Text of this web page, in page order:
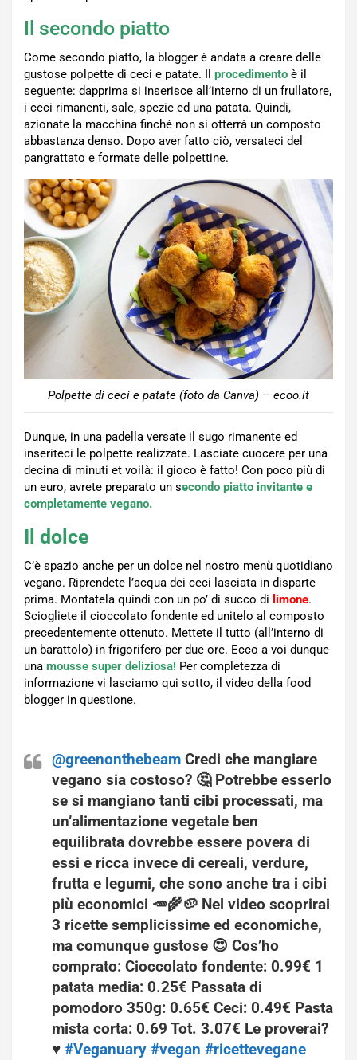
Il secondo piatto
Come secondo piatto, la blogger è andata a creare delle
gustose polpette di ceci e patate. Il procedimento è il
seguente: dapprima si inserisce all’interno di un frullatore,
i ceci rimanenti, sale, spezie ed una patata. Quindi,
azionate la macchina finché non si otterrà un composto
abbastanza denso. Dopo aver fatto ciò, versateci del
pangrattato e formate delle polpettine.
Polpette di ceci e patate (foto da Canva) – ecoo.it
Dunque, in una padella versate il sugo rimanente ed
inseriteci le polpette realizzate. Lasciate cuocere per una
decina di minuti et voilà: il gioco è fatto! Con poco più di
un euro, avrete preparato un secondo piatto invitante e
completamente vegano.
Il dolce
C’è spazio anche per un dolce nel nostro menù quotidiano
vegano. Riprendete l’acqua dei ceci lasciata in disparte
prima. Montatela quindi con un po’ di succo di limone.
Sciogliete il cioccolato fondente ed unitelo al composto
precedentemente ottenuto. Mettete il tutto (all’interno di
un barattolo) in frigorifero per due ore. Ecco a voi dunque
una mousse super deliziosa! Per completezza di
informazione vi lasciamo qui sotto, il video della food
blogger in questione.
@greenonthebeam Credi che mangiare
vegano sia costoso? 🤔 Potrebbe esserlo
se si mangiano tanti cibi processati, ma
un’alimentazione vegetale ben
equilibrata dovrebbe essere povera di
essi e ricca invece di cereali, verdure,
frutta e legumi, che sono anche tra i cibi
più economici 🥕🌾🥔 Nel video scoprirai
3 ricette semplicissime ed economiche,
ma comunque gustose 😍 Cos’ho
comprato: Cioccolato fondente: 0.99€ 1
patata media: 0.25€ Passata di
pomodoro 350g: 0.65€ Ceci: 0.49€ Pasta
mista corta: 0.69 Tot. 3.07€ Le proverai?
♥️ #Veganuary #vegan #ricettevegane